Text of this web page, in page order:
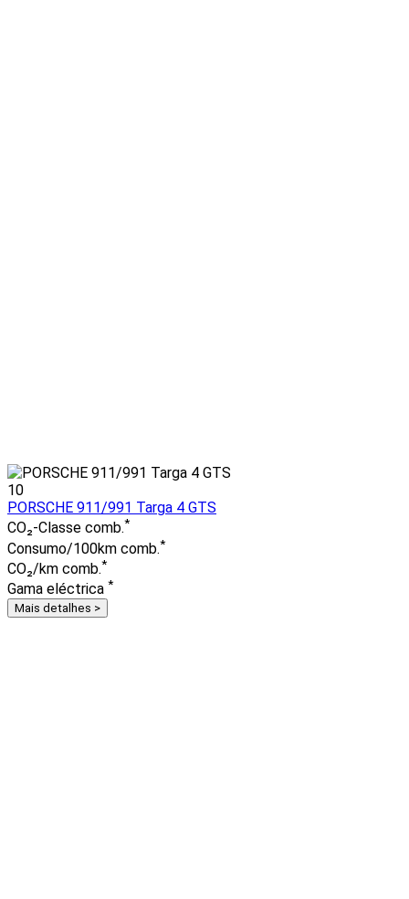
10
PORSCHE 911/991 Targa 4 GTS
CO₂-Classe comb.*
Consumo/100km comb.*
CO₂/km comb.*
Gama eléctrica *
Mais detalhes >